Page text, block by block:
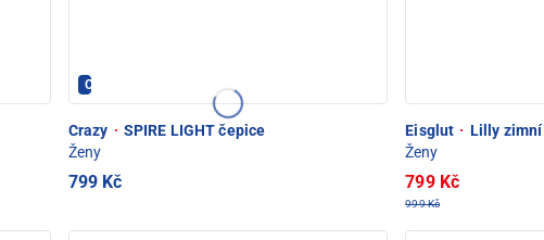
Crazy - PEC POD SNĚŽKOU
Crazy · SPIRE LIGHT čepice
Ženy
799 Kč
Eisglut · Lilly
Ženy
799 Kč
999 Kč